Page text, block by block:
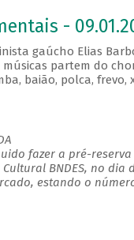
-
gaúcho Elias
partem do
baião, polca,
fazer a pré-
BNDES, no
estando o